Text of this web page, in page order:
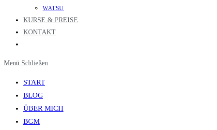
WATSU
KURSE & PREISE
KONTAKT
umschalten
Menü Schließen
START
BLOG
ÜBER MICH
BGM